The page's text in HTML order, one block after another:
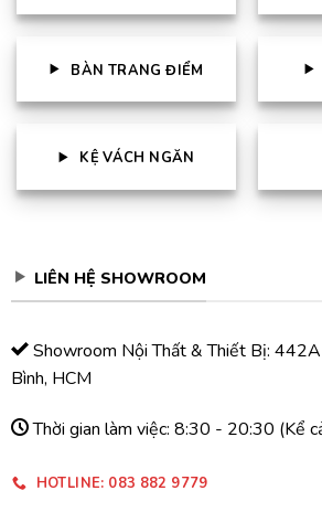
BÀN TRANG ĐIỂM
KỆ VÁCH NGĂN
LIÊN HỆ SHOWROOM
Showroom Nội Thất & Thiết Bị: 442A
Bình, HCM
Thời gian làm việc: 8:30 - 20:30 (Kể
HOTLINE: 083 882 9779